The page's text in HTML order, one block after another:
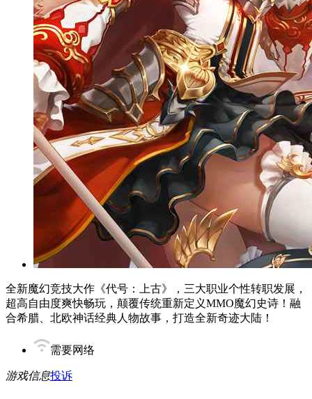
全新魔幻竞技大作《代号：上古》，三大职业个性转职发展，
超高自由度爽快畅玩，颠覆传统重新定义MMO魔幻史诗！融
合希腊、北欧神话经典人物故事，打造全新奇迹大陆！
需要网络
游戏信息投诉